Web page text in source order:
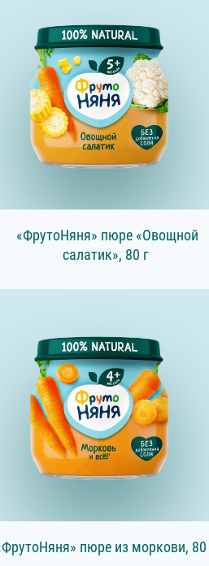
«ФрутоНяня» пюре «Овощной
салатик», 80 г
пюре из моркови, 80